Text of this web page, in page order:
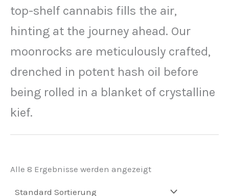
top-shelf cannabis fills the air,
hinting at the journey ahead. Our
moonrocks are meticulously crafted,
drenched in potent hash oil before
being rolled in a blanket of crystalline
kief.
Alle 8 Ergebnisse werden angezeigt